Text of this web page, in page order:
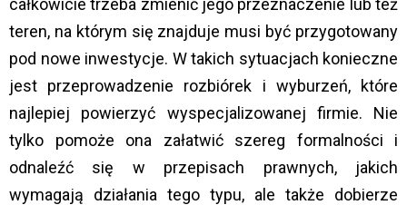
teren, na którym się znajduje musi być przygotowany
pod nowe inwestycje. W takich sytuacjach konieczne
jest przeprowadzenie rozbiórek i wyburzeń, które
najlepiej powierzyć wyspecjalizowanej firmie. Nie
tylko pomoże ona załatwić szereg formalności i
odnaleźć się w przepisach prawnych, jakich
wymagają działania tego typu, ale także dobierze